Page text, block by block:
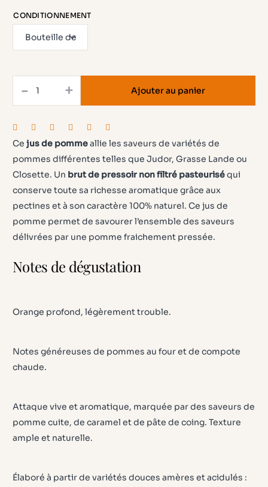
CONDITIONNEMENT
de
Pomme
Non
filtré
+
- Ajouter au panier
Cejus de pommeallie les saveurs de variétés de
pommes différentes telles que Judor, Grasse Lande ou
Closette. Un brut de pressoir non filtré pasteuriséqui
conserve toute sa richesse aromatique grâce aux
pectines et à son caractère 100% naturel. Ce jus de
pomme permet de savourer l’ensemble des saveurs
délivrées par une pomme fraichement pressée.
Notes de dégustation
Orange profond, légèrement trouble.
Notes généreuses de pommes au four et de compote
chaude.
Attaque vive et aromatique, marquée par des saveurs de
pomme cuite, de caramel et de pâte de coing. Texture
ample et naturelle.
Élaboré à partir de variétés douces amères et acidulés :